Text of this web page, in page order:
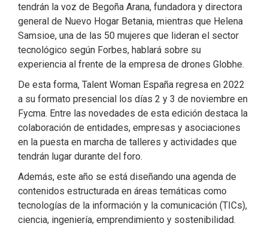
tendrán la voz de Begoña Arana, fundadora y directora
general de Nuevo Hogar Betania, mientras que Helena
Samsioe, una de las 50 mujeres que lideran el sector
tecnológico según Forbes, hablará sobre su
experiencia al frente de la empresa de drones Globhe.
De esta forma, Talent Woman España regresa en 2022
a su formato presencial los días 2 y 3 de noviembre en
Fycma. Entre las novedades de esta edición destaca la
colaboración de entidades, empresas y asociaciones
en la puesta en marcha de talleres y actividades que
tendrán lugar durante del foro.
Además, este año se está diseñando una agenda de
contenidos estructurada en áreas temáticas como
tecnologías de la información y la comunicación (TICs),
ciencia, ingeniería, emprendimiento y sostenibilidad.